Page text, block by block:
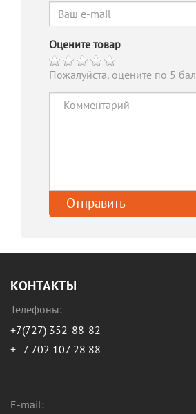
Оцените товар
Пожалуйста, оцените по 5
КОНТАКТЫ
Телефоны:
+7(727) 352-88-82
+ 7 702 107 28 88
E-mail: